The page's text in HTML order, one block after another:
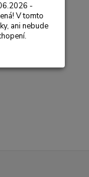
-
V tomto
ani nebude